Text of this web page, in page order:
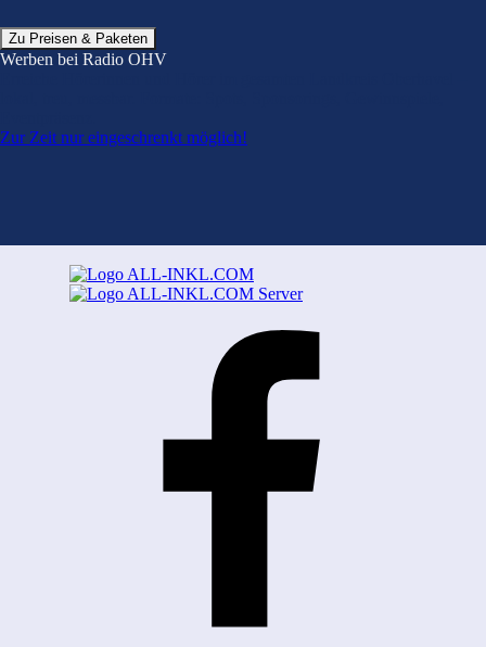
Zu Preisen & Paketen
Werben bei Radio OHV
Zur Zeit nur eingeschrenkt möglich!